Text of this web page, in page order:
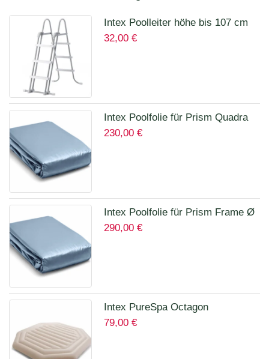
Intex Poolleiter höhe bis 107 cm
28075
32,00 €
Intex Poolfolie für Prism Quadra
400 x 200 x 100 cm 12135A
230,00 €
Intex Poolfolie für Prism Frame Ø
457 x 122 cm Art.12457A
290,00 €
Intex PureSpa Octagon
Isolierende Abdeckung für 28456
79,00 €